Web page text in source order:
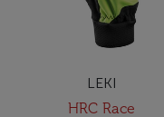
LEKI
HRC Race